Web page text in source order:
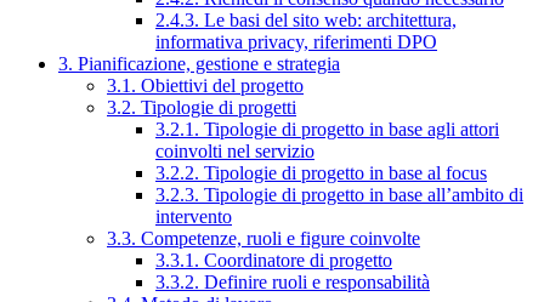
2.4.3. Le basi del sito web: architettura,
informativa privacy, riferimenti DPO
3. Pianificazione, gestione e strategia
3.1. Obiettivi del progetto
3.2. Tipologie di progetti
3.2.1. Tipologie di progetto in base agli attori
coinvolti nel servizio
3.2.2. Tipologie di progetto in base al focus
3.2.3. Tipologie di progetto in base all’ambito di
intervento
3.3. Competenze, ruoli e figure coinvolte
3.3.1. Coordinatore di progetto
3.3.2. Definire ruoli e responsabilità